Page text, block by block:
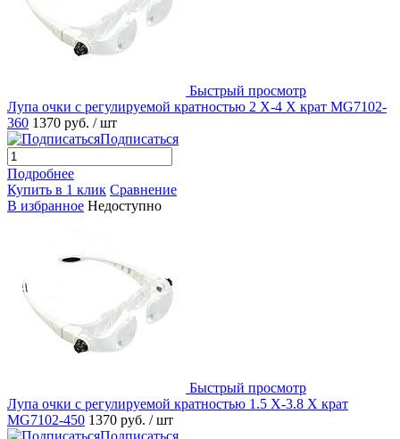
Быстрый просмотр
Лупа очки с регулируемой кратностью 2 X-4 X крат MG7102-
360 1370 руб. / шт
Подписаться
Подробнее
Купить в 1 клик Сравнение
В избранное Недоступно
Быстрый просмотр
Лупа очки с регулируемой кратностью 1.5 X-3.8 X крат
MG7102-450 1370 руб. / шт
Подписаться